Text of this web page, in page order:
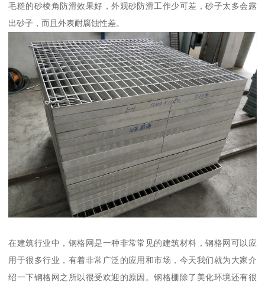
毛糙的砂棱角防滑效果好，外观砂防滑工作少可差，砂子太多会露
出砂子，而且外表耐腐蚀性差。
在建筑行业中，钢格网是一种非常常见的建筑材料，钢格网可以应
用于很多行业，有着非常广泛的应用和市场，今天我们就为大家介
绍一下钢格网之所以很受欢迎的原因。钢格栅除了美化环境还有很